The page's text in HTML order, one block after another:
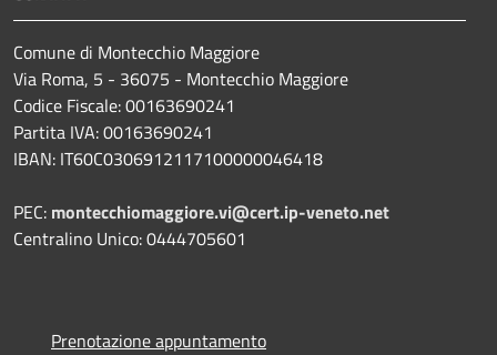
Comune di Montecchio Maggiore
Via Roma, 5 - 36075 - Montecchio Maggiore
Codice Fiscale: 00163690241
Partita IVA: 00163690241
IBAN: IT60C0306912117100000046418
PEC: montecchiomaggiore.vi@cert.ip-veneto.net
Centralino Unico: 0444705601
Prenotazione appuntamento